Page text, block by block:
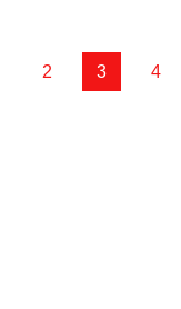
2 3 4